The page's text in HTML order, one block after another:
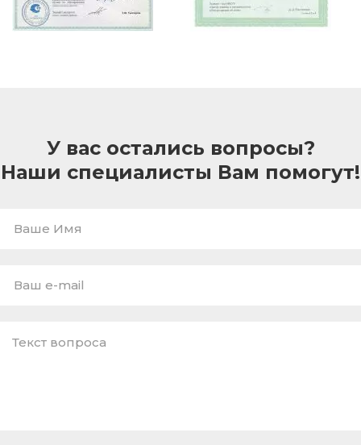
У вас остались вопросы?
Наши специалисты Вам помогут!
Имя
mail